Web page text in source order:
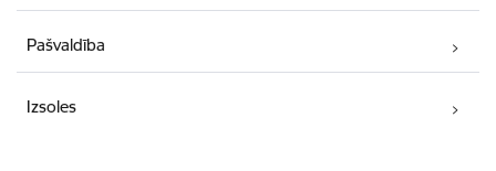
Pašvaldība
Izsoles